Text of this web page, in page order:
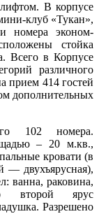
В корпусе
клуб «Тукан»,
номера эконом-
стойка
Всего в Корпусе
различного
прием 414 гостей
дополнительных
102 номера.
– 20 м.кв.,
кровати (в
— двухъярусная),
ванна, раковина,
второй ярус
Разрешено